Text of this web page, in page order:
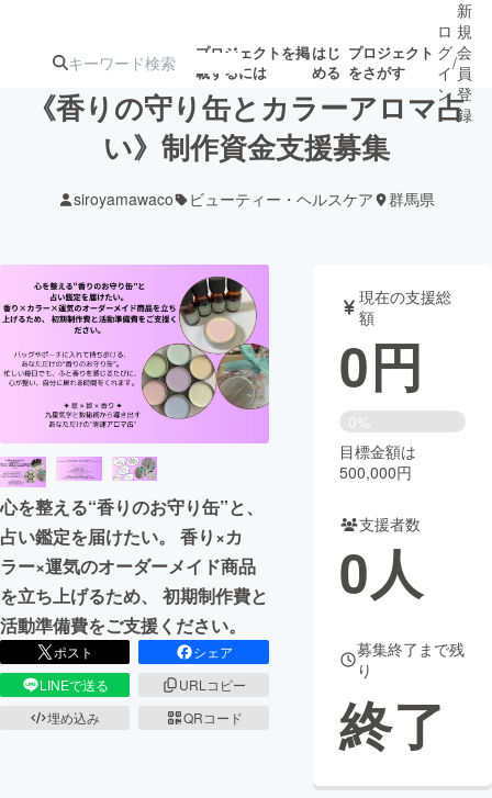
プロジェクトを掲
載するには
はじ
める
プロジェクト
をさがす
ジェクト
ターン
ジェクト
ロジェクト
されます
アート・写真 音楽
テクノロジー・ガジェット ゲーム・サ
映像・映画 書籍・雑誌
ビジネス・起業 チャレンジ
まちづくり・地域活性化
CAMPFIRE for Social Good
CAMPFIRE Creation
CAMPFIREふるさと納税
ロ
グ
イ
ン
/
新
規
会
員
登
録
《香りの守り缶とカラーアロマ占
い》制作資金支援募集
siroyamawaco ビューティー・ヘルスケア 群馬県
心を整える“香りのお守り缶”と、
占い鑑定を届けたい。 香り×カ
ラー×運気のオーダーメイド商品
を立ち上げるため、 初期制作費と
活動準備費をご支援ください。
ポスト
シェア
LINEで送る
URLコピー
埋め込み
QRコード
現在の支援総
額
0円
0%
目標金額は
500,000円
支援者数
0人
募集終了まで残
り
終了